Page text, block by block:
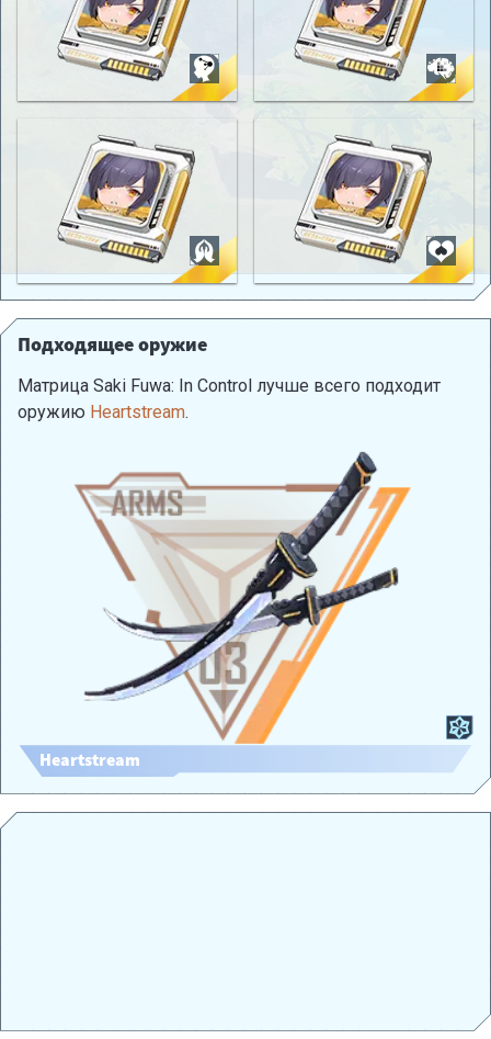
Подходящее оружие
Матрица Saki Fuwa: In Control лучше всего подходит
оружию Heartstream.
Heartstream